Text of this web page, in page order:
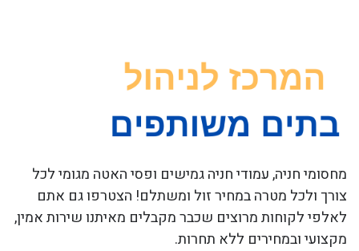
מחסומי חניה, עמודי חניה גמישים ופסי האטה מגומי לכל
צורך ולכל מטרה במחיר זול ומשתלם! הצטרפו גם אתם
לאלפי לקוחות מרוצים שכבר מקבלים מאיתנו שירות אמין,
מקצועי ובמחירים ללא תחרות.